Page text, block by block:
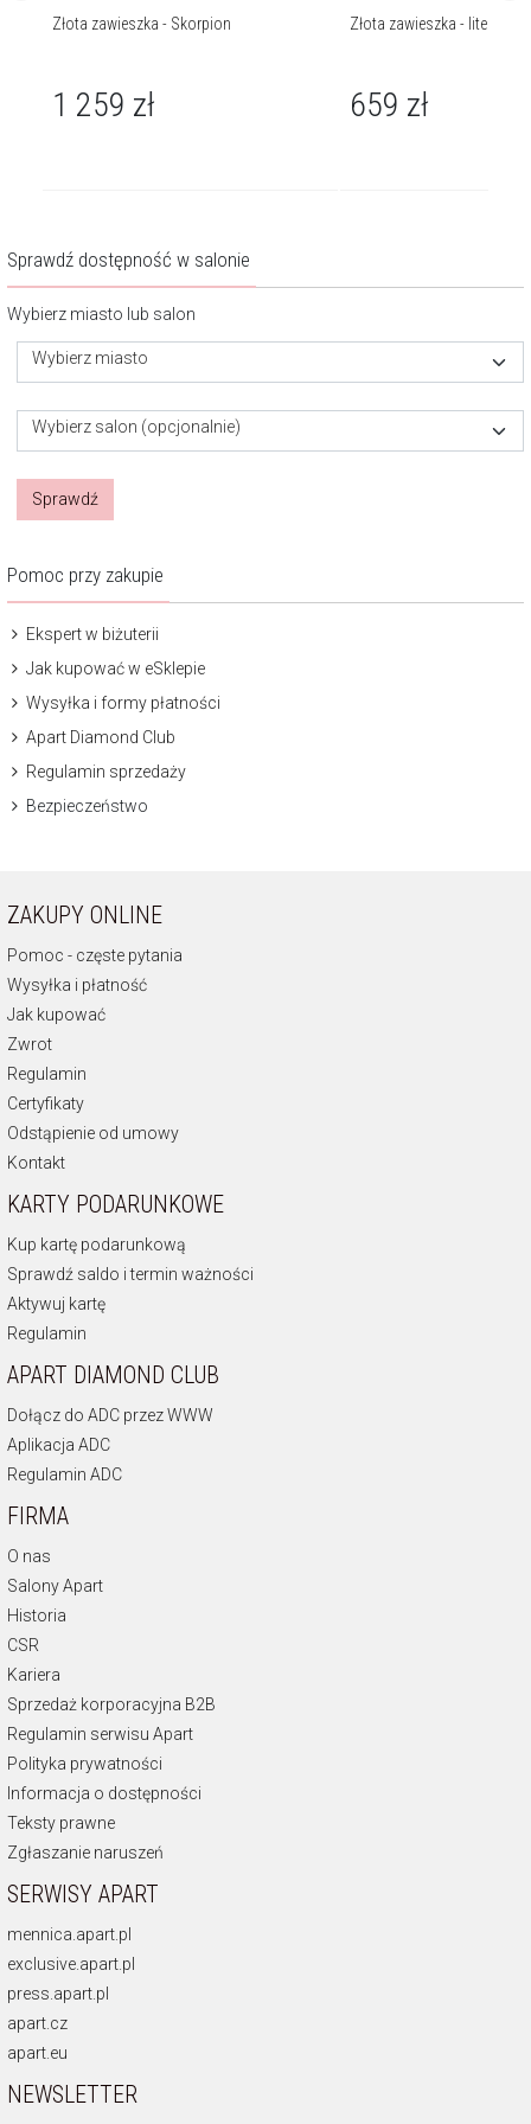
Złota zawieszka - Skorpion
1 259 zł
Złota zawieszka - litera Z
659 zł
Sprawdź dostępność w salonie
Wybierz miasto lub salon
Wybierz miasto
Wybierz salon (opcjonalnie)
Sprawdź
Pomoc przy zakupie
Ekspert w biżuterii
Jak kupować w eSklepie
Wysyłka i formy płatności
Apart Diamond Club
Regulamin sprzedaży
Bezpieczeństwo
ZAKUPY ONLINE
Pomoc - częste pytania
Wysyłka i płatność
Jak kupować
Zwrot
Regulamin
Certyfikaty
Odstąpienie od umowy
Kontakt
KARTY PODARUNKOWE
Kup kartę podarunkową
Sprawdź saldo i termin ważności
Aktywuj kartę
Regulamin
APART DIAMOND CLUB
Dołącz do ADC przez WWW
Aplikacja ADC
Regulamin ADC
FIRMA
O nas
Salony Apart
Historia
CSR
Kariera
Sprzedaż korporacyjna B2B
Regulamin serwisu Apart
Polityka prywatności
Informacja o dostępności
Teksty prawne
Zgłaszanie naruszeń
SERWISY APART
mennica.apart.pl
exclusive.apart.pl
press.apart.pl
apart.cz
apart.eu
NEWSLETTER